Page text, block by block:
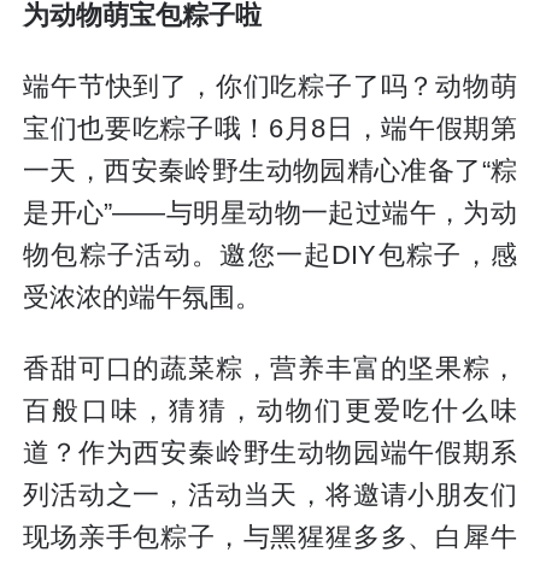
为动物萌宝包粽子啦
端午节快到了，你们吃粽子了吗？动物萌
宝们也要吃粽子哦！6月8日，端午假期第
一天，西安秦岭野生动物园精心准备了“粽
是开心”——与明星动物一起过端午，为动
物包粽子活动。邀您一起DIY包粽子，感
受浓浓的端午氛围。
香甜可口的蔬菜粽，营养丰富的坚果粽，
百般口味，猜猜，动物们更爱吃什么味
道？作为西安秦岭野生动物园端午假期系
列活动之一，活动当天，将邀请小朋友们
现场亲手包粽子，与黑猩猩多多、白犀牛